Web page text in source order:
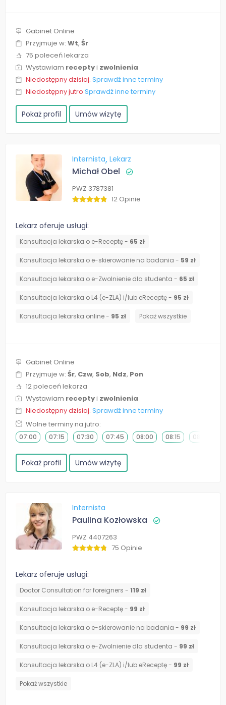
Gabinet Online
Przyjmuje w: Wt, Śr
75 poleceń lekarza
Wystawiam receptyi zwolnienia
Niedostępny dzisiaj. Sprawdź inne terminy
Niedostępny jutro Sprawdź inne terminy
Pokaż profil Umów wizytę
Internista Lekarz
Michał Obel
PWZ 3787381
12 Opinie
Lekarz oferuje usługi:
Konsultacja lekarska o e-Receptę - 65 zł
Konsultacja lekarska o e-skierowanie na badania - 59 zł
Konsultacja lekarska o e-Zwolnienie dla studenta - 65 zł
Konsultacja lekarska o L4 (e-ZLA) i/lub eReceptę - 95 zł
Konsultacja lekarska online - 95 zł Pokaż wszystkie
Gabinet Online
Przyjmuje w: Śr, Czw, Sob, Ndz, Pon
12 poleceń lekarza
Wystawiam receptyi zwolnienia
Niedostępny dzisiaj. Sprawdź inne terminy
Wolne terminy na jutro:
07:00 07:15 07:30 07:45 08:00 08:15 08:30
Pokaż profil Umów wizytę
Internista
Paulina Kozłowska
PWZ 4407263
75 Opinie
Lekarz oferuje usługi:
Doctor Consultation for foreigners - 119 zł
Konsultacja lekarska o e-Receptę - 99 zł
Konsultacja lekarska o e-skierowanie na badania - 99 zł
Konsultacja lekarska o e-Zwolnienie dla studenta - 99 zł
Konsultacja lekarska o L4 (e-ZLA) i/lub eReceptę - 99 zł
Pokaż wszystkie